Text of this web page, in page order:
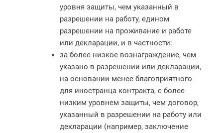
уровня защиты, чем указанный в
разрешении на работу, едином
разрешении на проживание и работе
или декларации, и в частности:
за более низкое вознаграждение, чем
указано в разрешении или декларации,
на основании менее благоприятного
для иностранца контракта, с более
низким уровнем защиты, чем договор,
указанный в разрешении на работу или
декларации (например, заключение